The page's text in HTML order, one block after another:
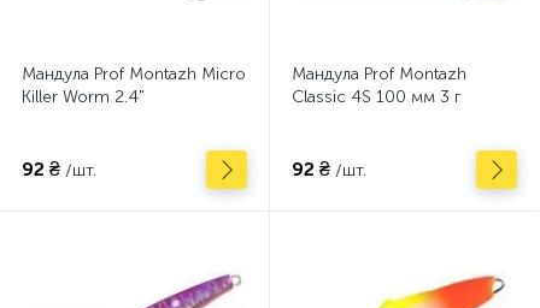
Мандула Prof Montazh Micro
Killer Worm 2.4"
92 ₴ /шт.
Мандула Prof Montazh
Classic 4S 100 мм 3 г
92 ₴ /шт.